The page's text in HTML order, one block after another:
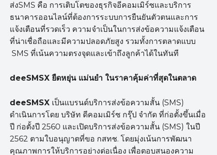
ส่งSMS คือ การเติบโตของธุรกิจอีคอมเมิร์ซและบริการ
ธนาคารออนไลน์ที่ต้องการระบบการยืนยันตัวตนและการ
แจ้งเตือนที่รวดเร็ว ความจำเป็นในการส่งข้อความแจ้งเตือน
ที่น่าเชื่อถือและมีความปลอดภัยสูง รวมทั้งการตลาดแบบ
SMS ที่เน้นความตรงจุดและเข้าถึงลูกค้าได้ในทันที
deeSMSX ยืดหยุ่น แม่นยำ ในราคาคุ้มค่าที่สุดในตลาด
deeSMSX เป็นแบรนด์บริการส่งข้อความสั้น (SMS)
ดำเนินการโดย บริษัท ดีคอมเมิร์ซ กรุ๊ป จำกัด ที่ก่อตั้งขึ้นเมื่อ
ปี ก่อตั้งปี 2560 และเปิดบริการส่งข้อความสั้น (SMS) ในปี
2562 ตามใบอนุญาตที่ขอ กสทช. โดยมุ่งเน้นการพัฒนา
คุณภาพการให้บริการอย่างต่อเนื่อง เพื่อตอบสนองความ